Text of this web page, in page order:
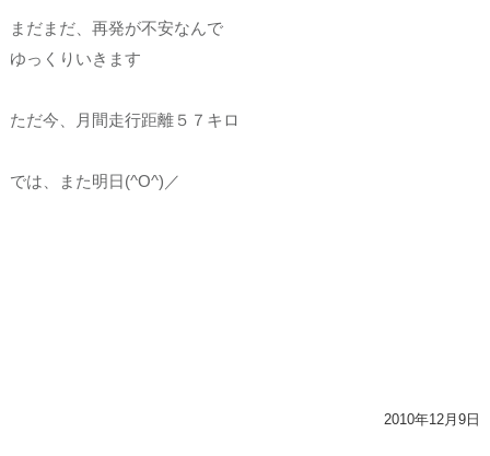
まだまだ、再発が不安なんで
ゆっくりいきます
ただ今、月間走行距離５７キロ
では、また明日(^O^)／
2010年12月9日